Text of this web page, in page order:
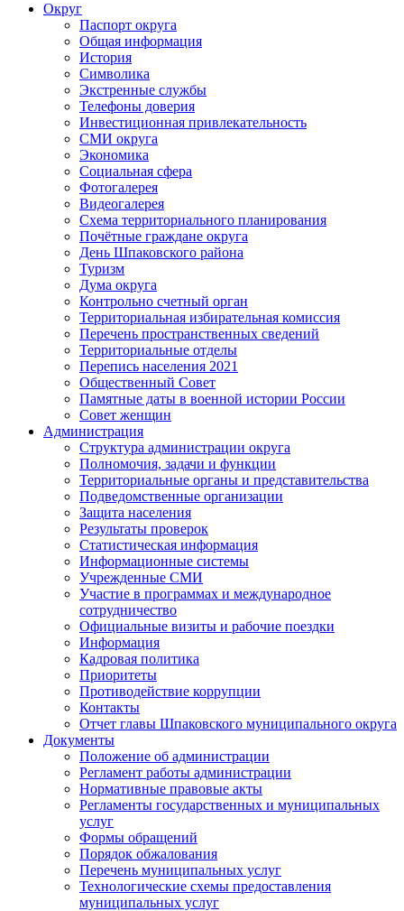
Округ
Паспорт округа
Общая информация
История
Символика
Экстренные службы
Телефоны доверия
Инвестиционная привлекательность
СМИ округа
Экономика
Социальная сфера
Фотогалерея
Видеогалерея
Схема территориального планирования
Почётные граждане округа
День Шпаковского района
Туризм
Дума округа
Контрольно счетный орган
Территориальная избирательная комиссия
Перечень пространственных сведений
Территориальные отделы
Перепись населения 2021
Общественный Совет
Памятные даты в военной истории России
Совет женщин
Администрация
Структура администрации округа
Полномочия, задачи и функции
Территориальные органы и представительства
Подведомственные организации
Защита населения
Результаты проверок
Статистическая информация
Информационные системы
Учрежденные СМИ
Участие в программах и международное
сотрудничество
Официальные визиты и рабочие поездки
Информация
Кадровая политика
Приоритеты
Противодействие коррупции
Контакты
Отчет главы Шпаковского муниципального округа
Документы
Положение об администрации
Регламент работы администрации
Нормативные правовые акты
Регламенты государственных и муниципальных
услуг
Формы обращений
Порядок обжалования
Перечень муниципальных услуг
Технологические схемы предоставления
муниципальных услуг